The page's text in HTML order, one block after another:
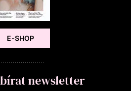
E-SHOP
newsletter